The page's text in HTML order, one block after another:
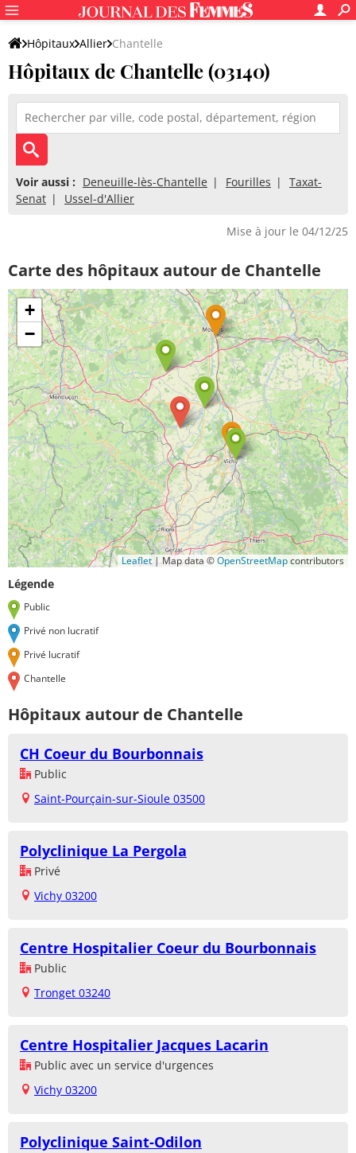
Hôpitaux Allier Chantelle
Hôpitaux de Chantelle (03140)
Voir aussi : Deneuille-lès-Chantelle Fourilles
Taxat-
Senat
Ussel-d'Allier
Mise à jour le 04/12/25
Carte des hôpitaux autour de Chantelle
+
−
Leaflet |Map data ©OpenStreetMapcontributors
Légende
Public
Privé non lucratif
Privé lucratif
Chantelle
Hôpitaux autour de Chantelle
CH Coeur du Bourbonnais
Public
Saint-Pourçain-sur-Sioule 03500
Polyclinique La Pergola
Privé
Vichy 03200
Centre Hospitalier Coeur du Bourbonnais
Public
Tronget 03240
Centre Hospitalier Jacques Lacarin
Public avec un service d'urgences
Vichy 03200
Polyclinique Saint-Odilon